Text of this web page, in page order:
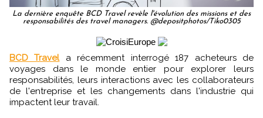
La dernière enquête BCD Travel revèle l'évolution des missions et des
responsabilités des travel managers. @depositphotos/Tiko0305
BCD Travela récemment interrogé 187 acheteurs de
voyages dans le monde entier pour explorer leurs
responsabilités, leurs interactions avec les collaborateurs
de l'entreprise et les changements dans l'industrie qui
impactent leur travail.